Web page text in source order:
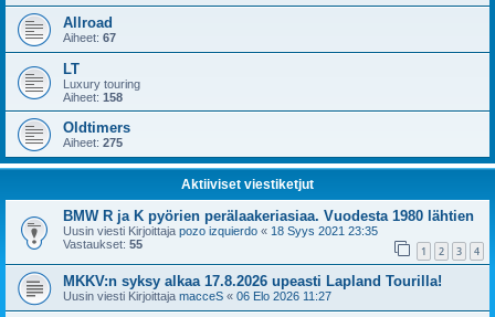
Allroad
Aiheet: 67
LT
Luxury touring
Aiheet: 158
Oldtimers
Aiheet: 275
Aktiiviset viestiketjut
BMW R ja K pyörien perälaakeriasiaa. Vuodesta 1980 lähtien
Uusin viesti Kirjoittaja pozo izquierdo « 18 Syys 2021 23:35
Vastaukset: 55 1 2 3 4
MKKV:n syksy alkaa 17.8.2026 upeasti Lapland Tourilla!
Uusin viesti Kirjoittaja macceS « 06 Elo 2026 11:27